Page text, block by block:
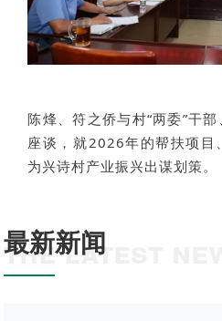
陈烽、符之侨与村“两委”干
座谈，就2026年的帮扶项目
为兴诗村产业振兴出谋划策。
THE LATEST
最新新闻